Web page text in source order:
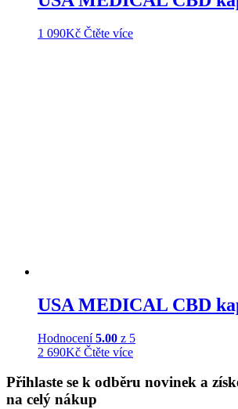
1 090Kč Čtěte více
USA MEDICAL CBD
Hodnocení5.00 z 5
2 690Kč Čtěte více
Přihlaste se k odběru novinek a
na celý nákup